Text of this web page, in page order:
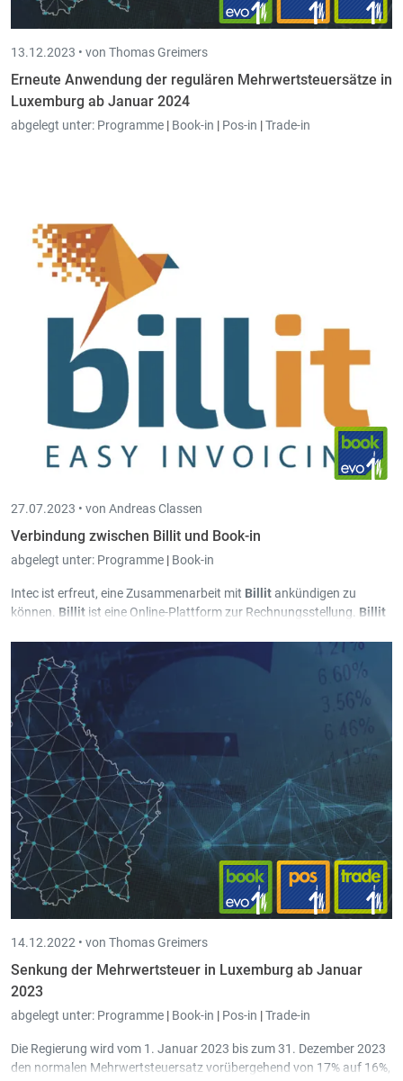
13.12.2023 • von Thomas Greimers
Erneute Anwendung der regulären Mehrwertsteuersätze in
Luxemburg ab Januar 2024
abgelegt unter: Programme | Book-in | Pos-in |Trade-in
27.07.2023 • von Andreas Classen
Verbindung zwischen Billit und Book-in
abgelegt unter: Programme | Book-in
Intec ist erfreut, eine Zusammenarbeit mit Billitankündigen zu
können. Billit ist eine Online-Plattform zur Rechnungsstellung. Billit
zu umfangreich und zu teuer ist.
14.12.2022 • von Thomas Greimers
Senkung der Mehrwertsteuer in Luxemburg ab Januar
2023
abgelegt unter: Programme | Book-in | Pos-in |Trade-in
Die Regierung wird vom 1. Januar 2023 bis zum 31. Dezember 2023
den normalen Mehrwertsteuersatz vorübergehend von 17% auf 16%,